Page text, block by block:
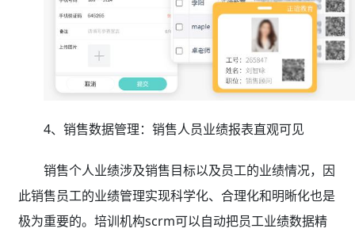
4、销售数据管理：销售人员业绩报表直观可见
销售个人业绩涉及销售目标以及员工的业绩情况，因
此销售员工的业绩管理实现科学化、合理化和明晰化也是
极为重要的。培训机构scrm可以自动把员工业绩数据精